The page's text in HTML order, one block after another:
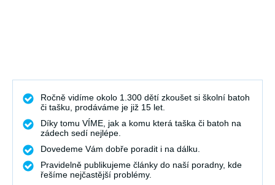
Ročně vidíme okolo 1.300 dětí zkoušet si školní batoh
či tašku, prodáváme je již 15 let.
Díky tomu VÍME, jak a komu která taška či batoh na
zádech sedí nejlépe.
Dovedeme Vám dobře poradit i na dálku.
Pravidelně publikujeme články do naší poradny, kde
řešíme nejčastější problémy.